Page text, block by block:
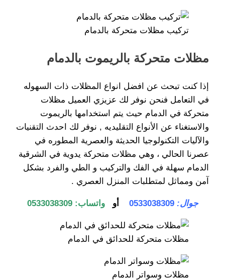
تركيب مظلات متحركة بالدمام
مظلات متحركة بالريموت بالدمام
إذا كنت تبحث عن افضل انواع المظلات ذات السهوله
في التعامل فنحن نوفر لك عزيزي العميل مظلات
متحركة في الدمام حيث يتم استخدامها بالريموت
والاستغناء عن الأنواع التقليديه , نوفر لك احدث التقنيات
والآليات التكنولوجيا الحديثة والعصرية المطوره في
عصرنا الحالي ، وهي مظلات متحركة يدوية في الشرقية
الدمام سهلة في الفك والتركيب و الطي والفرد بشكل
آمن ومماثل لمتطلبات المنزل العصري .
جوال: 0533038309 أوواتساب: 0533038309
مظلات متحركة للحدائق في الدمام
مظلات وسواتر الدمام